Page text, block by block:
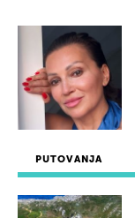
PUTOVANJA